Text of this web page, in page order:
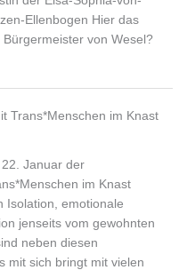
Ellenbogen Hier das
von Wesel?
Trans*Menschen im Knast
Januar der
im Knast
Isolation, emotionale
jenseits vom gewohnten
neben diesen
mit sich bringt mit vielen